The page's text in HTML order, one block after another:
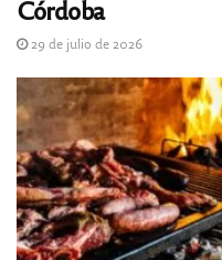
Córdoba
29 de julio de 2026